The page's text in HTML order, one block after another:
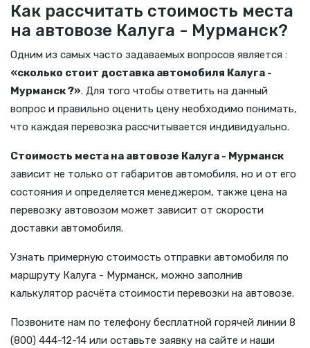
Как рассчитать стоимость места
на автовозе Калуга - Мурманск?
Одним из самых часто задаваемых вопросов является :
«сколько стоит доставка автомобиля Калуга -
Мурманск ?». Для того чтобы ответить на данный
вопрос и правильно оценить цену необходимо понимать,
что каждая перевозка рассчитывается индивидуально.
Стоимость места на автовозе Калуга - Мурманск
зависит не только от габаритов автомобиля, но и от его
состояния и определяется менеджером, также цена на
перевозку автовозом может зависит от скорости
доставки автомобиля.
Узнать примерную стоимость отправки автомобиля по
маршруту Калуга - Мурманск, можно заполнив
калькулятор расчёта стоимости перевозки на автовозе.
Позвоните нам по телефону бесплатной горячей линии 8
(800) 444-12-14 или оставьте заявку на сайте и наши